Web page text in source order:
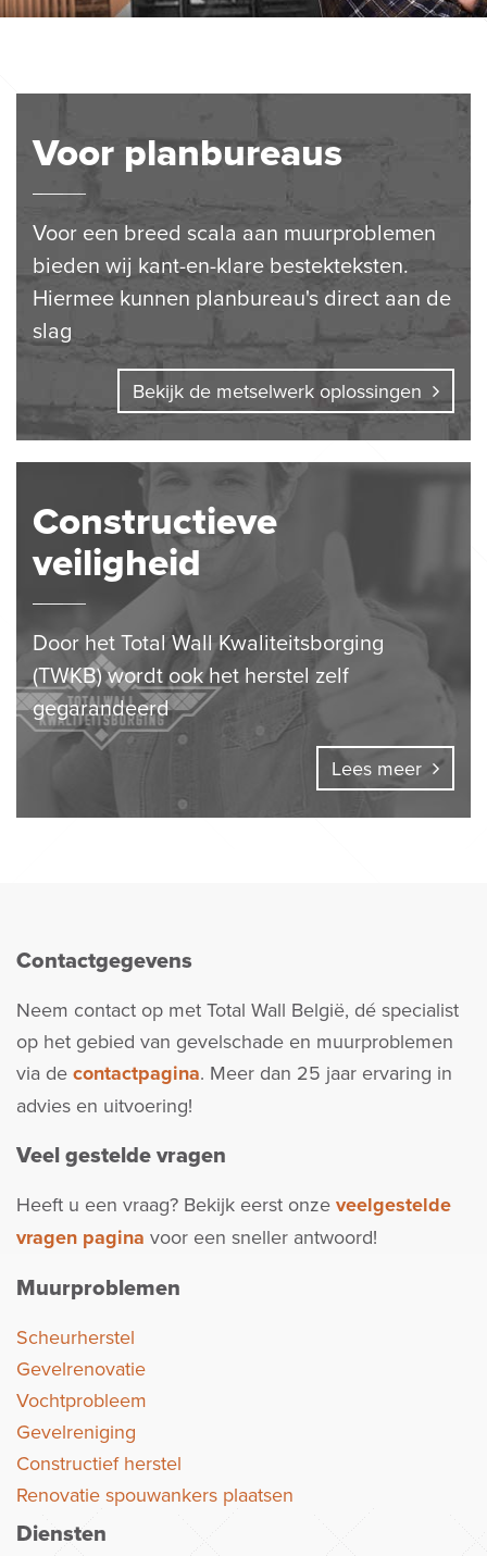
Voor planbureaus
Voor een breed scala aan muurproblemen
bieden wij kant-en-klare bestekteksten.
Hiermee kunnen planbureau's direct aan de
slag
Bekijk de metselwerk oplossingen
Constructieve
veiligheid
Door het Total Wall Kwaliteitsborging
(TWKB) wordt ook het herstel zelf
gegarandeerd
Lees meer
Contactgegevens
Neem contact op met Total Wall België, dé specialist
op het gebied van gevelschade en muurproblemen
via de contactpagina. Meer dan 25 jaar ervaring in
advies en uitvoering!
Veel gestelde vragen
Heeft u een vraag? Bekijk eerst onze veelgestelde
vragen pagina voor een sneller antwoord!
Muurproblemen
Scheurherstel
Gevelrenovatie
Vochtprobleem
Gevelreniging
Constructief herstel
Renovatie spouwankers plaatsen
Diensten